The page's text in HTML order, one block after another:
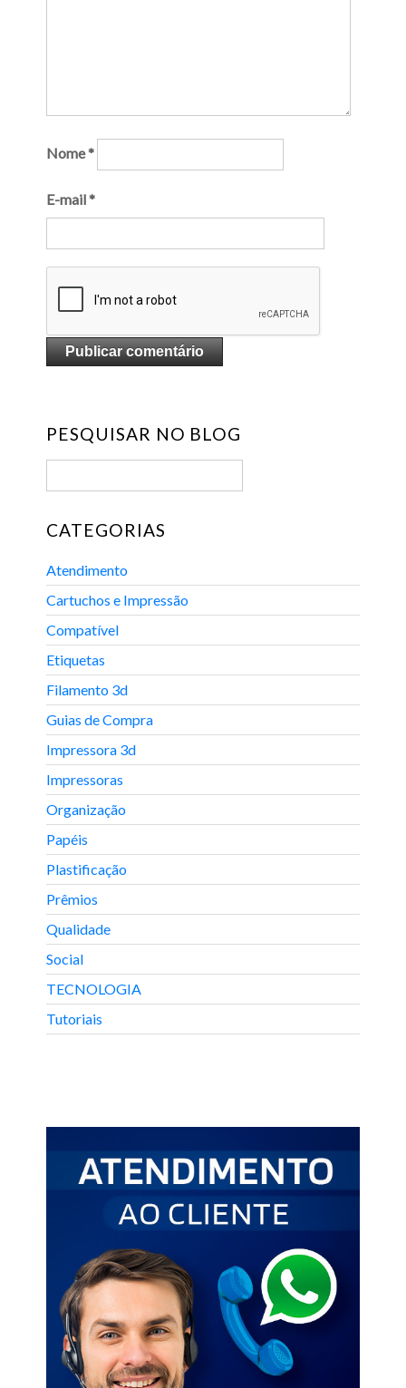
Nome*
E-mail*
PESQUISAR NO BLOG
CATEGORIAS
Atendimento
Cartuchos e Impressão
Compatível
Etiquetas
Filamento 3d
Guias de Compra
Impressora 3d
Impressoras
Organização
Papéis
Plastificação
Prêmios
Qualidade
Social
TECNOLOGIA
Tutoriais